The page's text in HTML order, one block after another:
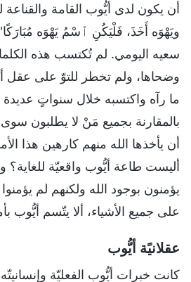
أن يكون لدى أيُّوب القامة
ويَهْوَه أَخَذَ، فَلْيَكُنِ ٱسْمُ يَهْوَه
سعيه اليومي. لم تُكتسب هذه
وضحاها، ولم تخطر للتوّ على عقل
ما رآه واكتسبه خلال سنواتٍ عديدة
بالمقارنة بجميع مَنْ لا يطلبون
أن يأخذها الله منهم كارهين هذا
أليست طاعة أيُّوب واقعيّة للغاية؟
يؤمنون بوجود الله ولكنهم لم
على جميع الأشياء، ألا يتّسم أيُّوب
عقلانيًة أيُّوب
كانت خبرات أيُّوب الفعليّة